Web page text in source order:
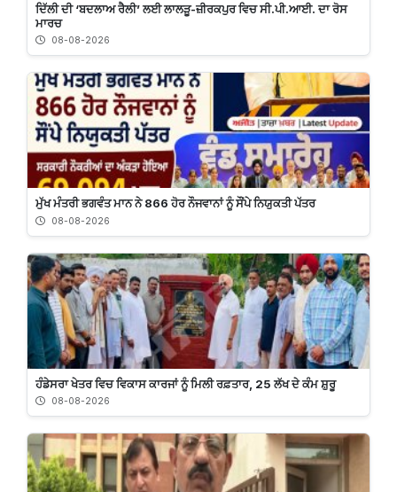
ਦਿੱਲੀ ਦੀ ‘ਬਦਲਾਅ ਰੈਲੀ’ ਲਈ ਲਾਲੜੂ-ਜ਼ੀਰਕਪੁਰ ਵਿਚ ਸੀ.ਪੀ.ਆਈ. ਦਾ ਰੋਸ
ਮਾਰਚ
08-08-2026
ਮੁੱਖ ਮੰਤਰੀ ਭਗਵੰਤ ਮਾਨ ਨੇ 866 ਹੋਰ ਨੌਜਵਾਨਾਂ ਨੂੰ ਸੌਂਪੇ ਨਿਯੁਕਤੀ ਪੱਤਰ
08-08-2026
ਹੰਡੇਸਰਾ ਖੇਤਰ ਵਿਚ ਵਿਕਾਸ ਕਾਰਜਾਂ ਨੂੰ ਮਿਲੀ ਰਫ਼ਤਾਰ, 25 ਲੱਖ ਦੇ ਕੰਮ ਸ਼ੁਰੂ
08-08-2026